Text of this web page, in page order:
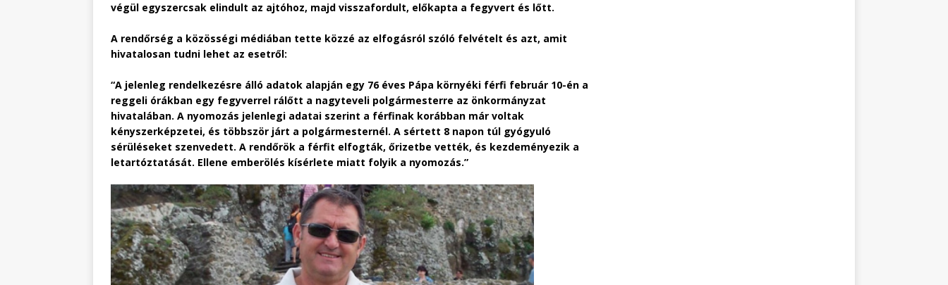
végül egyszercsak elindult az ajtóhoz, majd visszafordult, előkapta a fegyvert és lőtt.
A rendőrség a közösségi médiában tette közzé az elfogásról szóló felvételt és azt, amit
hivatalosan tudni lehet az esetről:
“A jelenleg rendelkezésre álló adatok alapján egy 76 éves Pápa környéki férfi február 10-én a
reggeli órákban egy fegyverrel rálőtt a nagyteveli polgármesterre az önkormányzat
hivatalában. A nyomozás jelenlegi adatai szerint a férfinak korábban már voltak
kényszerképzetei, és többször járt a polgármesternél. A sértett 8 napon túl gyógyuló
sérüléseket szenvedett. A rendőrök a férfit elfogták, őrizetbe vették, és kezdeményezik a
letartóztatását. Ellene emberölés kísérlete miatt folyik a nyomozás.”